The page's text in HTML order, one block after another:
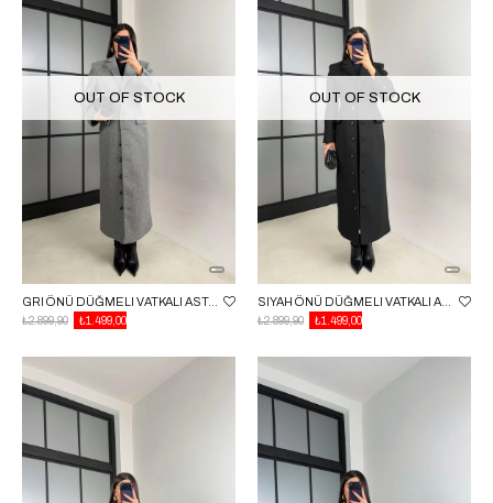
OUT OF STOCK
GRI ÖNÜ DÜĞMELI VATKALI ASTARLI PREMIUM KAŞE KABAN GAUS-01030
₺1.499,00
₺2.899,90
OUT OF STOCK
₺1.499,00
₺2.899,90